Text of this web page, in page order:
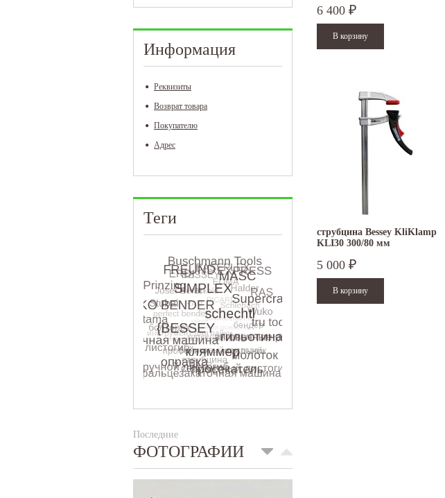
Информация
Реквизиты
Возврат товара
Покупателю
Адрес
Теги
Последние
ФОТОГРАФИИ
6 400 ₽
струбцина Bessey KliKlamp
KLI30 300/80 мм
5 000 ₽